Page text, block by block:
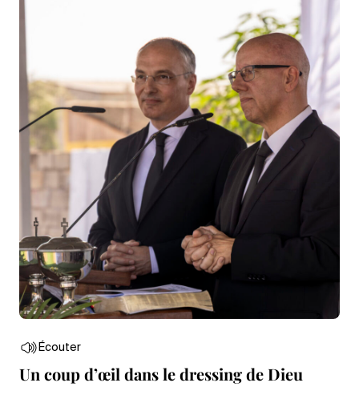
Écouter
Un coup d’œil dans le dressing de Dieu